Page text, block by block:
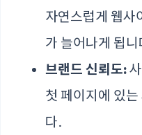
자연스럽게 웹사
가 늘어나게 됩니
브랜드 신뢰도:
첫 페이지에 있는
다.